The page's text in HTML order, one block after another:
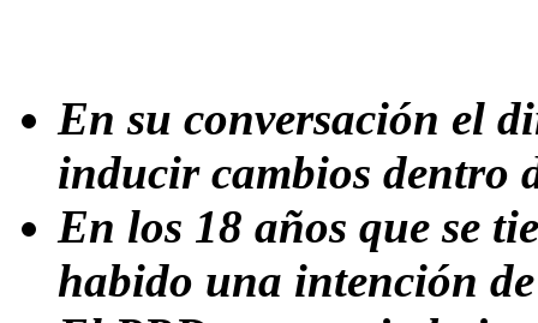
En su conversación el
inducir cambios dentro
En los 18 años que se
habido una intención